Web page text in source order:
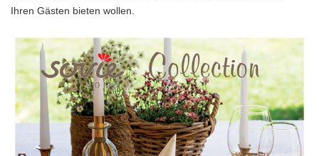
Ihren Gästen bieten wollen.